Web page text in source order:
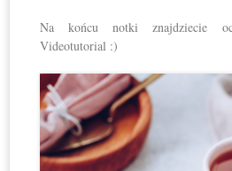
Na końcu notki znajdziecie
Videotutorial :)